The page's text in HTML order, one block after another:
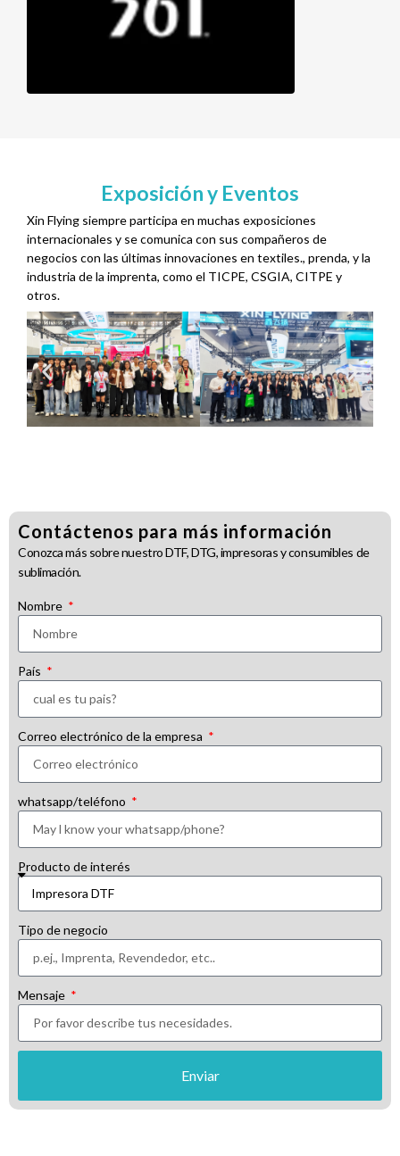
Exposición y Eventos
Xin Flying siempre participa en muchas exposiciones
internacionales y se comunica con sus compañeros de
negocios con las últimas innovaciones en textiles., prenda, y la
industria de la imprenta, como el TICPE, CSGIA, CITPE y
otros.
Contáctenos para más información
Conozca más sobre nuestro DTF, DTG, impresoras y consumibles de
sublimación.
Nombre
País
Correo electrónico de la empresa
whatsapp/teléfono
Producto de interés
Tipo de negocio
Mensaje
Enviar